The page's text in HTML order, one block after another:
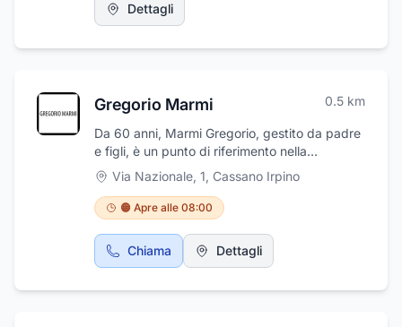
Dettagli
Gregorio Marmi 0.5 km
Da 60 anni, Marmi Gregorio, gestito da padre
e figli, è un punto di riferimento nella
lavorazione di marmi e materiali
affini.Proponiamo una vasta gamma di servizi
e lavorazioni, tra cui piani per cucine, top per
bagni, scale, cornici, pavimenti, rivestimenti e
camini. Siamo specializzati anche in arte
funeraria. La nostra produzione include
esteri.Il nostro personale esperto comprende
Via Nazionale, 1, Cassano Irpino
🟠 Apre alle 08:00
Chiama Dettagli